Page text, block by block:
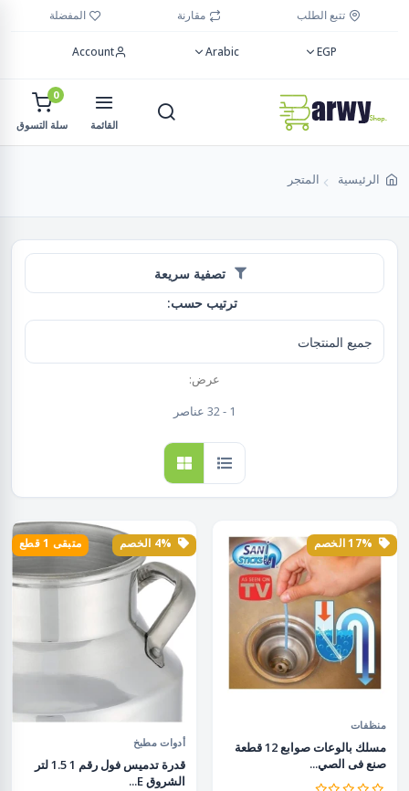
تتبع الطلب مقارنة المفضلة
EGP
Arabic
Account
القائمة
0
سلة التسوق
الرئيسية المتجر
تصفية سريعة
ترتيب حسب:
عرض:
1 - 32 عناصر
منظفات
مسلك بالوعات صوابع 12 قطعة
صنع فى الصي...
متبقى 1 قطع
أدوات مطبخ
قدرة تدميس فول رقم 1 1.5 لتر
الشروق E...